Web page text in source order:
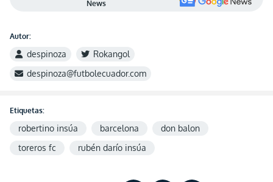
News
Autor:
despinoza
Rokangol
despinoza@futbolecuador.com
Etiquetas:
robertino insúa barcelona
don balon
toreros fc
rubén darío insúa